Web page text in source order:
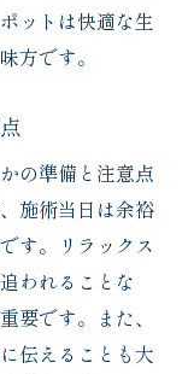
ットは快適な生
方です。
の準備と注意点
施術当日は余裕
す。リラックス
われることな
要です。また、
伝えることも大